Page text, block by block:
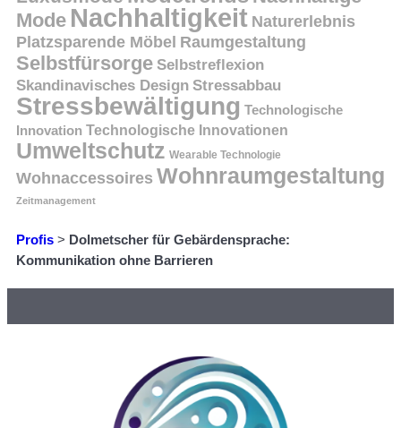
Mode Nachhaltigkeit Naturerlebnis
Platzsparende Möbel Raumgestaltung
Selbstfürsorge Selbstreflexion
Skandinavisches Design Stressabbau
Stressbewältigung Technologische
Innovation Technologische Innovationen
Umweltschutz Wearable Technologie
Wohnaccessoires Wohnraumgestaltung
Zeitmanagement
Profis > Dolmetscher für Gebärdensprache:
Kommunikation ohne Barrieren